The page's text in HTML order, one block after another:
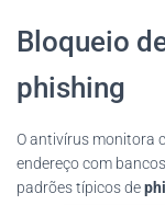
Bloqueio
phishing
O antivírus monitora
endereço com
padrões típicos de